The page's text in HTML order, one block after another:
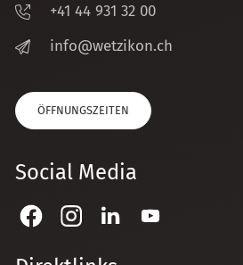
+41 44 931 32 00
nf
w tz k n ch
ÖFFNUNGSZEITEN
Social Media